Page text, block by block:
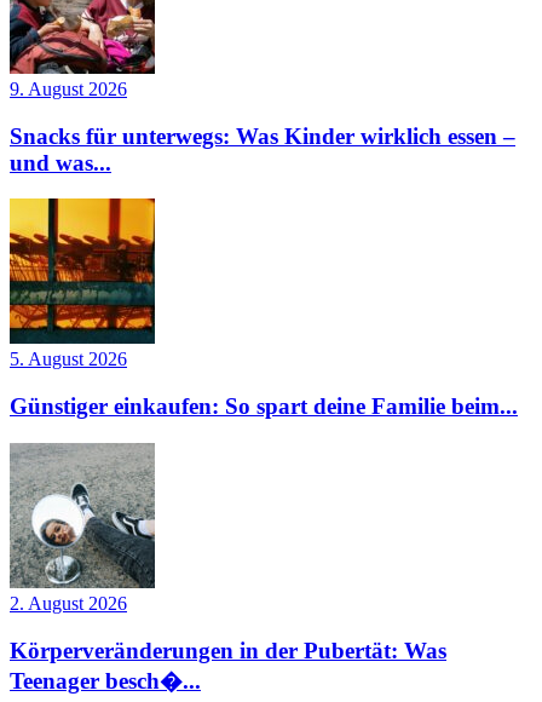
9. August 2026
Snacks für unterwegs: Was Kinder wirklich essen –
und was...
5. August 2026
Günstiger einkaufen: So spart deine Familie beim...
2. August 2026
Körperveränderungen in der Pubertät: Was
Teenager besch�...